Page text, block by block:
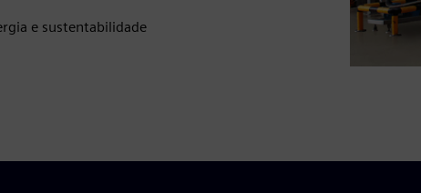
e sustentabilidade